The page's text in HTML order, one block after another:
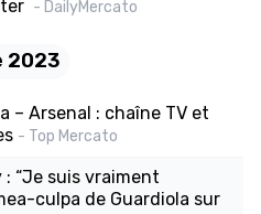
- DailyMercato
2023
– Arsenal : chaîne TV et
- Top Mercato
“Je suis vraiment
culpa de Guardiola sur